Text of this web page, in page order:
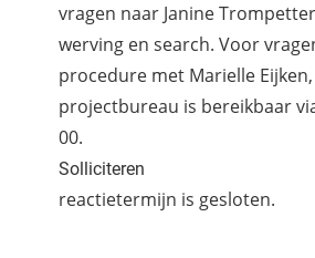
vragen naar Janine
werving en search. Voor
procedure met Marielle
projectbureau is bereikbaar
00.
Solliciteren
reactietermijn is gesloten.